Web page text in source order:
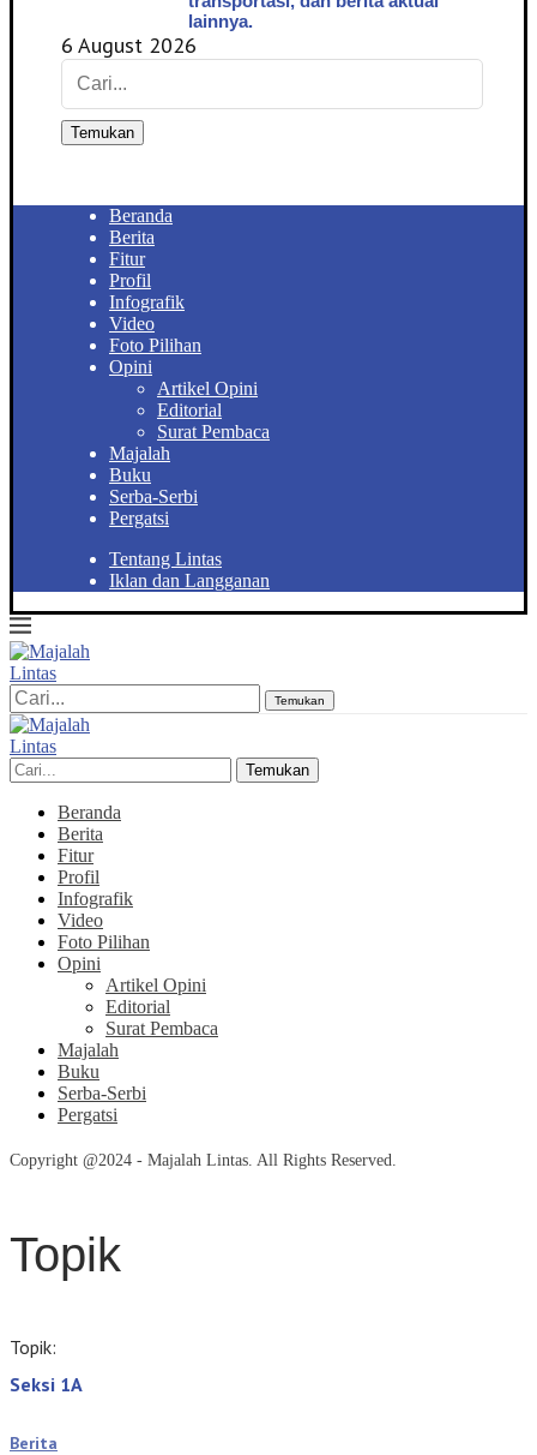
lainnya.
6 August 2026
Temukan
Beranda
Berita
Fitur
Profil
Infografik
Video
Foto Pilihan
Opini
Artikel Opini
Editorial
Surat Pembaca
Majalah
Buku
Serba-Serbi
Pergatsi
Tentang Lintas
Iklan dan Langganan
Temukan
Temukan
Beranda
Berita
Fitur
Profil
Infografik
Video
Foto Pilihan
Opini
Artikel Opini
Editorial
Surat Pembaca
Majalah
Buku
Serba-Serbi
Pergatsi
Copyright @2024 - Majalah Lintas. All Rights Reserved.
Topik
Topik:
Seksi 1A
Berita